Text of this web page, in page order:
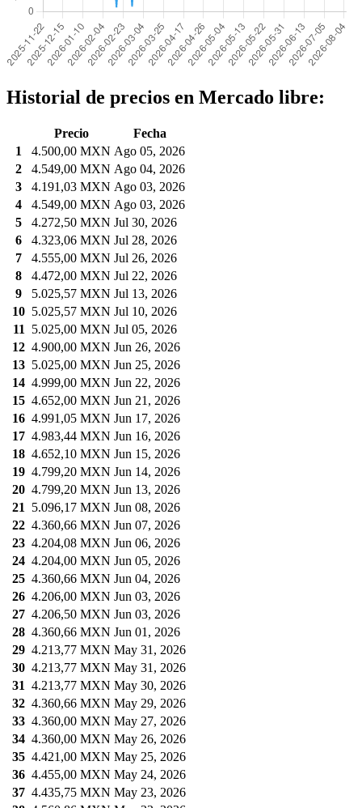
Historial de precios en Mercado libre:
Precio
Fecha
1
4.500,00 MXN Ago 05, 2026
2
4.549,00 MXN Ago 04, 2026
3
4.191,03 MXN Ago 03, 2026
4
4.549,00 MXN Ago 03, 2026
5
4.272,50 MXN Jul 30, 2026
6
4.323,06 MXN Jul 28, 2026
7
4.555,00 MXN Jul 26, 2026
8
4.472,00 MXN Jul 22, 2026
9
5.025,57 MXN Jul 13, 2026
10 5.025,57 MXN Jul 10, 2026
11 5.025,00 MXN Jul 05, 2026
12 4.900,00 MXN Jun 26, 2026
13 5.025,00 MXN Jun 25, 2026
14 4.999,00 MXN Jun 22, 2026
15 4.652,00 MXN Jun 21, 2026
16 4.991,05 MXN Jun 17, 2026
17 4.983,44 MXN Jun 16, 2026
18 4.652,10 MXN Jun 15, 2026
19 4.799,20 MXN Jun 14, 2026
20 4.799,20 MXN Jun 13, 2026
21 5.096,17 MXN Jun 08, 2026
22 4.360,66 MXN Jun 07, 2026
23 4.204,08 MXN Jun 06, 2026
24 4.204,00 MXN Jun 05, 2026
25 4.360,66 MXN Jun 04, 2026
26 4.206,00 MXN Jun 03, 2026
27 4.206,50 MXN Jun 03, 2026
28 4.360,66 MXN Jun 01, 2026
29 4.213,77 MXN May 31, 2026
30 4.213,77 MXN May 31, 2026
31 4.213,77 MXN May 30, 2026
32 4.360,66 MXN May 29, 2026
33 4.360,00 MXN May 27, 2026
34 4.360,00 MXN May 26, 2026
35 4.421,00 MXN May 25, 2026
36 4.455,00 MXN May 24, 2026
37 4.435,75 MXN May 23, 2026